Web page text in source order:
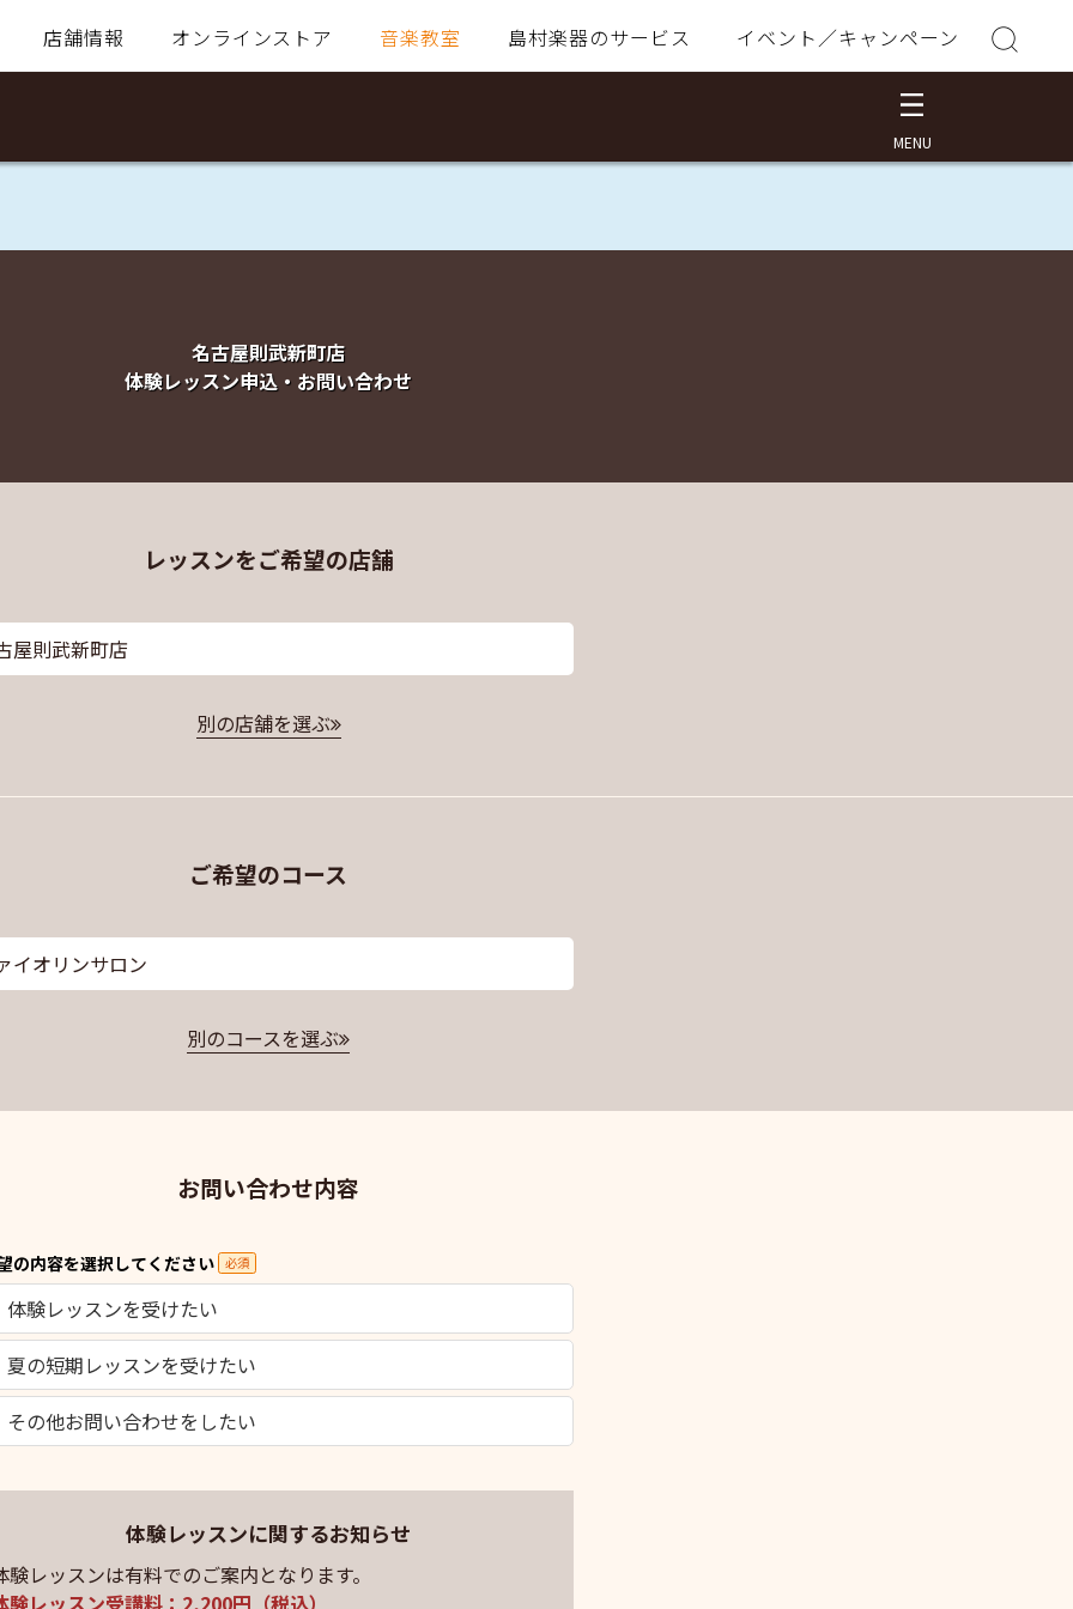
店舗情報 オンラインストア 音楽教室 島村楽器のサービス イベント／キャンペーン
名古屋則武新町店
体験レッスン申込・お問い合わせ
レッスンをご希望の店舗
屋則武新町店
別の店舗を選ぶ
ご希望のコース
イオリンサロン
別のコースを選ぶ
お問い合わせ内容
の内容を選択してください 必須
体験レッスンを受けたい
夏の短期レッスンを受けたい
その他お問い合わせをしたい
体験レッスンに関するお知らせ
験レッスンは有料でのご案内となります。
験レッスン受講料：2,200円（税込）